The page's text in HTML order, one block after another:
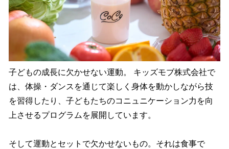
子どもの成⻑に欠かせない運動。 キッズモブ株式会社で
は、体操・ダンスを通じて楽しく身体を動かしながら技
を習得したり、子どもたちのコニュニケーション力を向
上させるプログラムを展開しています。
そして運動とセットで欠かせないもの。それは食事で